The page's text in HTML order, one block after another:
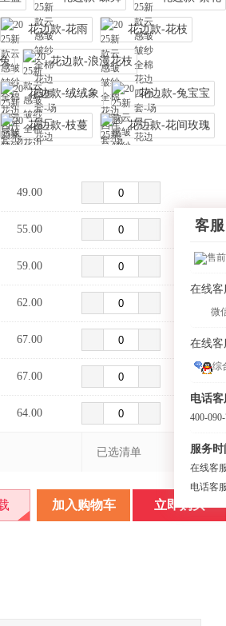
花边款-花雨 花边款-花枝
花边款-浪漫花枝
花边款-绒绒象 花边款-兔宝宝
花边款-枝蔓 花边款-花间玫瑰
49.00
55.00
59.00
62.00
67.00
67.00
64.00
已选清单
加入购物车 立即购买
客
售
在线客
微
在线客
综
电话客
400-
服务时
在线客
电话客